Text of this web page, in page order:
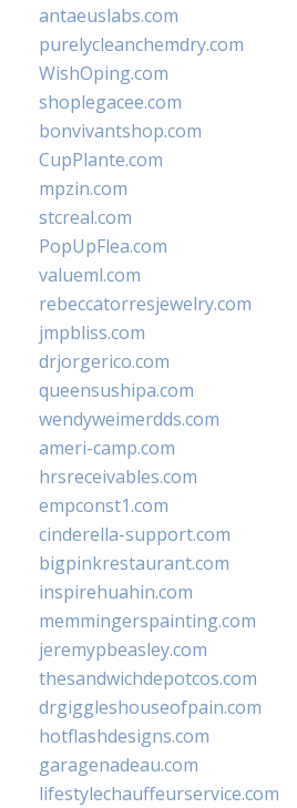
antaeuslabs.com
purelycleanchemdry.com
WishOping.com
shoplegacee.com
bonvivantshop.com
CupPlante.com
mpzin.com
stcreal.com
PopUpFlea.com
valueml.com
rebeccatorresjewelry.com
jmpbliss.com
drjorgerico.com
queensushipa.com
wendyweimerdds.com
ameri-camp.com
hrsreceivables.com
empconst1.com
cinderella-support.com
bigpinkrestaurant.com
inspirehuahin.com
memmingerspainting.com
jeremypbeasley.com
thesandwichdepotcos.com
drgiggleshouseofpain.com
hotflashdesigns.com
garagenadeau.com
lifestylechauffeurservice.com